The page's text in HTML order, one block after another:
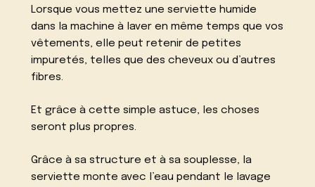
Lorsque vous mettez une serviette humide
dans la machine à laver en même temps que vos
vêtements, elle peut retenir de petites
impuretés, telles que des cheveux ou d’autres
fibres.
Et grâce à cette simple astuce, les choses
seront plus propres.
Grâce à sa structure et à sa souplesse, la
serviette monte avec l’eau pendant le lavage